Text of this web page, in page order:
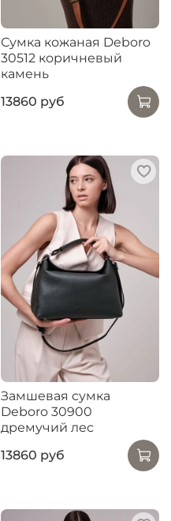
Сумка кожаная Deboro
30512 коричневый
камень
13860 руб
Замшевая сумка
Deboro 30900
дремучий лес
13860 руб